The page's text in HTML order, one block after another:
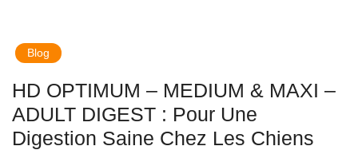
Blog
HD OPTIMUM – MEDIUM & MAXI –
ADULT DIGEST : Pour Une
Digestion Saine Chez Les Chiens